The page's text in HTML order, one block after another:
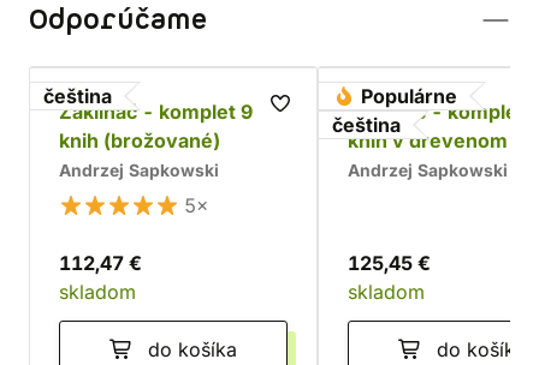
Odporúčame
čeština
Zaklínač - komplet 9
knih (brožované)
Andrzej Sapkowski
5×
112,47 €
skladom
do košíka
Populárne
čeština
Zaklínač - komplet
kníh v drevenom
Chrám
Andrzej Sapkowski
125,45 €
skladom
do košíka